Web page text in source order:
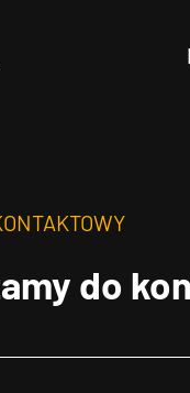
do